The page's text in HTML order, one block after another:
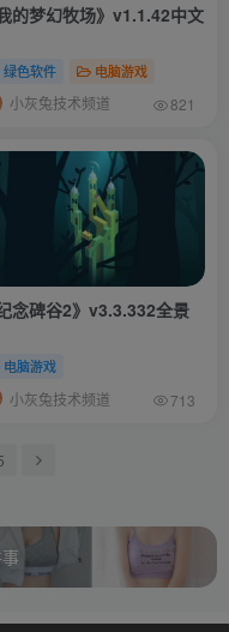
的梦幻牧场》v1.1.42中文
绿色软件 电脑游戏
小灰兔技术频道 821
念碑谷2》v3.3.332全景
电脑游戏
小灰兔技术频道 713